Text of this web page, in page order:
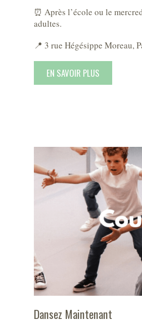
⏰ Après l’école ou le
adultes.
📍 3 rue Hégésippe Moreau,
EN SAVOIR PLUS
Dansez Maintenant